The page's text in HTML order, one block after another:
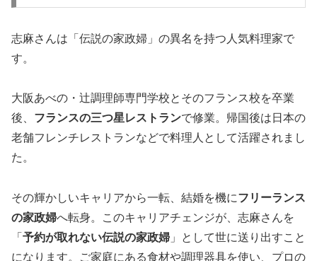
志麻さんは「伝説の家政婦」の異名を持つ人気料理家で
す。
大阪あべの・辻調理師専門学校とそのフランス校を卒業
後、 フランスの三つ星レストランで修業。帰国後は日本の
老舗フレンチレストランなどで料理人として活躍されまし
た。
その輝かしいキャリアから一転、結婚を機にフリーランス
の家政婦へ転身。このキャリアチェンジが、志麻さんを
「 予約が取れない伝説の家政婦 」として世に送り出すこと
になります。ご家庭にある食材や調理器具を使い、プロの